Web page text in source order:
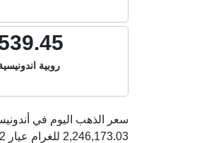
روبية
سعر الذهب اليوم في
2,246,173.03 للغرام عيار 22 و